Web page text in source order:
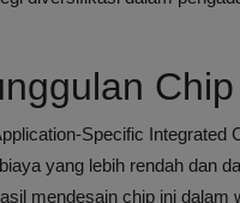
Specific
yang lebih rendah dan
mendesain chip ini